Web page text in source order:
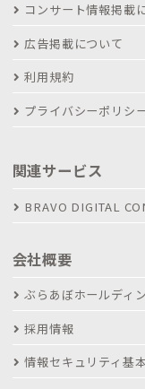
コンサート情報掲載
広告掲載について
利用規約
プライバシーポリシ
関連サービス
BRAVO DIGITAL
会社概要
ぶらあぼホールディ
採用情報
情報セキュリティ基